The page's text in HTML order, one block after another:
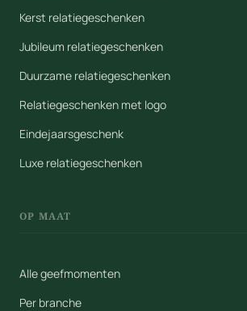
Kerst relatiegeschenken
Jubileum relatiegeschenken
Duurzame relatiegeschenken
Relatiegeschenken met logo
Eindejaarsgeschenk
Luxe relatiegeschenken
OP MAAT
Alle geefmomenten
Per branche